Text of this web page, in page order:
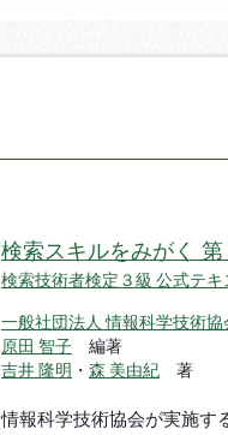
検索スキルをみがく
検索技術者検定３級 公式テキ
一般社団法人 情報科学技術協
原田 智子 編著
吉井 隆明 ・ 森 美由紀 著
情報科学技術協会が実施す